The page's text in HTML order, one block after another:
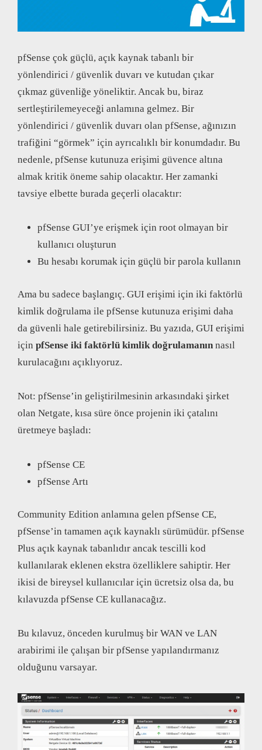
pfSense çok güçlü, açık kaynak tabanlı bir
yönlendirici / güvenlik duvarı ve kutudan çıkar
çıkmaz güvenliğe yöneliktir. Ancak bu, biraz
sertleştirilemeyeceği anlamına gelmez. Bir
yönlendirici / güvenlik duvarı olan pfSense, ağınızın
trafiğini “görmek” için ayrıcalıklı bir konumdadır. Bu
nedenle, pfSense kutunuza erişimi güvence altına
almak kritik öneme sahip olacaktır. Her zamanki
tavsiye elbette burada geçerli olacaktır:
pfSense GUI’ye erişmek için root olmayan bir
kullanıcı oluşturun
Bu hesabı korumak için güçlü bir parola kullanın
Ama bu sadece başlangıç. GUI erişimi için iki faktörlü
kimlik doğrulama ile pfSense kutunuza erişimi daha
da güvenli hale getirebilirsiniz. Bu yazıda, GUI erişimi
için pfSense iki faktörlü kimlik doğrulamanın nasıl
kurulacağını açıklıyoruz.
Not: pfSense’in geliştirilmesinin arkasındaki şirket
olan Netgate, kısa süre önce projenin iki çatalını
üretmeye başladı:
pfSense CE
pfSense Artı
Community Edition anlamına gelen pfSense CE,
pfSense’in tamamen açık kaynaklı sürümüdür. pfSense
Plus açık kaynak tabanlıdır ancak tescilli kod
kullanılarak eklenen ekstra özelliklere sahiptir. Her
ikisi de bireysel kullanıcılar için ücretsiz olsa da, bu
kılavuzda pfSense CE kullanacağız.
Bu kılavuz, önceden kurulmuş bir WAN ve LAN
arabirimi ile çalışan bir pfSense yapılandırmanız
olduğunu varsayar.